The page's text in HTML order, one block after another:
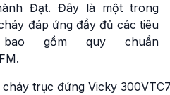
Đạt. Đây là một trong
đáp ứng đầy đủ các tiêu
gồm quy chuẩn